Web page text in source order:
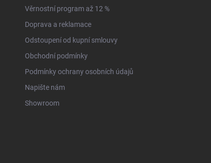
Věrnostní program až 12 %
Doprava a reklamace
Odstoupení od kupní smlouvy
Obchodní podmínky
Podmínky ochrany osobních údajů
Napište nám
Showroom